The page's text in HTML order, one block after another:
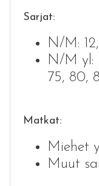
Sarjat:
N/M:
N/M yl:
75, 80,
Matkat:
Miehet
Muut